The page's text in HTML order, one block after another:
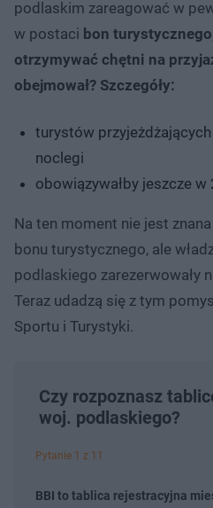
podlaskim zareagować w
w postaci bon
otrzymywać chętni na
obejmował? Szczegóły:
turystów
noclegi
obowiązywałby jeszcze w
Na ten moment nie jest
bonu turystycznego, ale
podlaskiego zarezerwowały
Teraz udadzą się z tym
Sportu i Turystyki.
Czy rozpoznasz
woj. podlaskiego?
Pytanie 1 z 11
BBI to tablica rejestracyjna